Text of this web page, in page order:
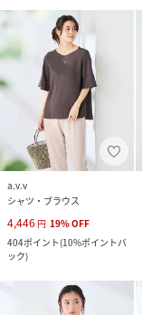
a.v.v
シャツ・ブラウス
4,446 円 19%OFF
404ポイント(10%ポイントバ
ック)